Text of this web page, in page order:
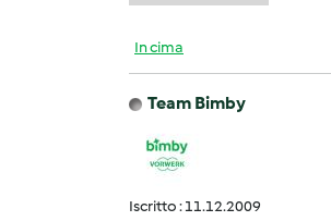
In cima
Team Bimby
Iscritto : 11.12.2009